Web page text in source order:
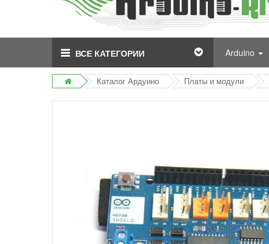
ВСЕ КАТЕГОРИИ Arduino
Каталог Ардуино Платы и модули